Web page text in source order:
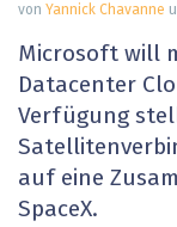
von Yannick Chavanne
Microsoft will
Datacenter
Verfügung
auf eine
SpaceX.